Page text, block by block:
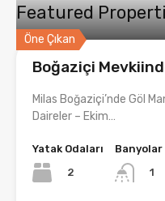
Featured
Öne Çıkan
Boğaziçi
Milas Boğaziçi’nde Göl
Daireler – Ekim…
Yatak Odaları
2
Banyolar
1